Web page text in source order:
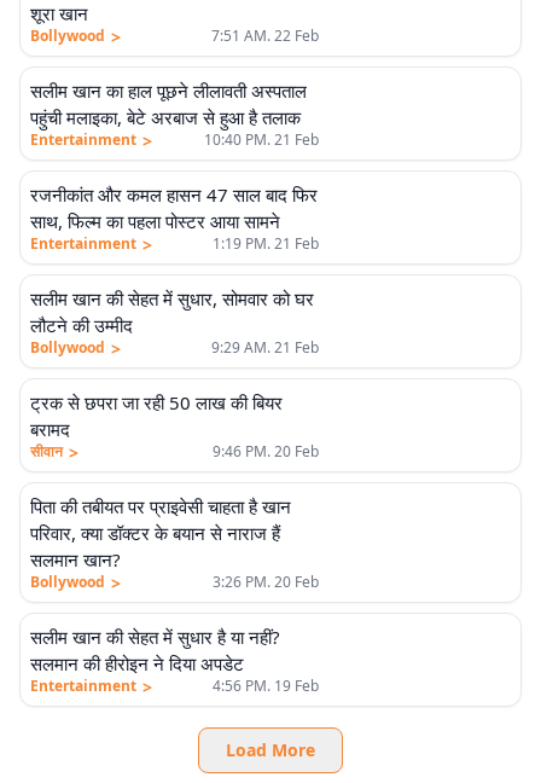
शूरा खान
Bollywood > 7:51 AM. 22 Feb
सलीम खान का हाल पूछने लीलावती अस्पताल
पहुंची मलाइका, बेटे अरबाज से हुआ है तलाक
Entertainment > 10:40 PM. 21 Feb
रजनीकांत और कमल हासन 47 साल बाद फिर
साथ, फिल्म का पहला पोस्टर आया सामने
Entertainment > 1:19 PM. 21 Feb
सलीम खान की सेहत में सुधार, सोमवार को घर
लौटने की उम्मीद
Bollywood > 9:29 AM. 21 Feb
ट्रक से छपरा जा रही 50 लाख की बियर
बरामद
सीवान > 9:46 PM. 20 Feb
पिता की तबीयत पर प्राइवेसी चाहता है खान
परिवार, क्या डॉक्टर के बयान से नाराज हैं
सलमान खान?
Bollywood > 3:26 PM. 20 Feb
सलीम खान की सेहत में सुधार है या नहीं?
सलमान की हीरोइन ने दिया अपडेट
Entertainment > 4:56 PM. 19 Feb
Load More